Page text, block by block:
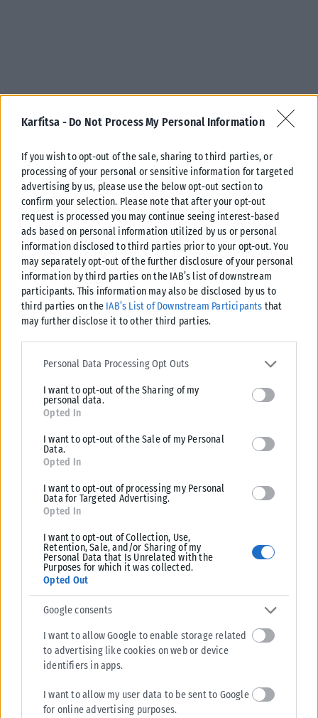
Karfitsa - Do Not Process My Personal Information
If you wish to opt-out of the sale, sharing to third parties, or
processing of your personal or sensitive information for targeted
advertising by us, please use the below opt-out section to
confirm your selection. Please note that after your opt-out
request is processed you may continue seeing interest-based
ads based on personal information utilized by us or personal
information disclosed to third parties prior to your opt-out. You
may separately opt-out of the further disclosure of your personal
information by third parties on the IAB’s list of downstream
participants. This information may also be disclosed by us to
third parties on the IAB’s List of Downstream Participants that
may further disclose it to other third parties.
Please note that this website/app uses one or more Google
services and may gather and store information including but not
deny consent to Google and its third-party tags to use your data
for below specified purposes in below Google consent section.
Personal Data Processing Opt Outs
I want to opt-out of the Sharing of my
personal data.
Opted In
I want to opt-out of the Sale of my Personal
Data.
Opted In
I want to opt-out of processing my Personal
Data for Targeted Advertising.
Opted In
I want to opt-out of Collection, Use,
Retention, Sale, and/or Sharing of my
Personal Data that Is Unrelated with the
Purposes for which it was collected.
Opted Out
Google consents
I want to allow Google to enable storage related
to advertising like cookies on web or device
identifiers in apps.
I want to allow my user data to be sent to Google
for online advertising purposes.
Tags: Θεσσαλονίκη
Σχετικά Άρθρα
ΕΛΛΆΔΑ
Από σήμερα μόνο με νέου τύπου ταυτότητα ή διαβατήριο τα
ταξίδια στο εξωτερικό
Από σήμερα, 3 Αυγούστου, οι παλαιού τύπου «μπλε» αστυνομικές
ταυτότητες παύουν να ισχύουν ως ταξιδιωτικά έγγραφα για το
ΑΝΑΡΤΉΘΗΚΕ ΑΠΌKARFITSANEWS 03/08/2026